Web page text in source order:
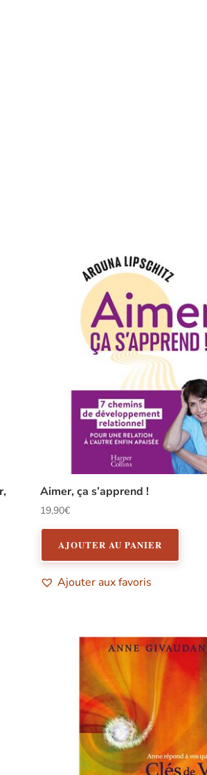
Aimer, ça s’apprend !
19,90€
AJOUTER AU PANIER
Ajouter aux favoris